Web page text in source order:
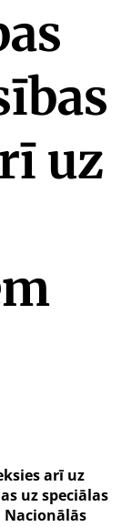
uz
arī uz
uz speciālas
Nacionālās